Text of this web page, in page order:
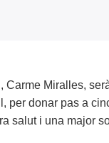
Carme Miralles,
per donar pas a
salut i una major